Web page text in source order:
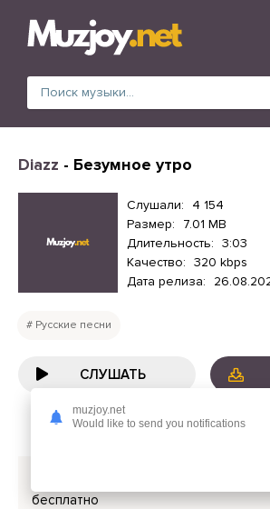
Diazz - Безумное утро
Слушали:
4 154
Размер:
7.01 MB
Длительность: 3:03
Качество: 320 kbps
Дата релиза:
Русские песни
СЛУШАТЬ
бесплатно
muzjoy.net
Would like to send you notifications